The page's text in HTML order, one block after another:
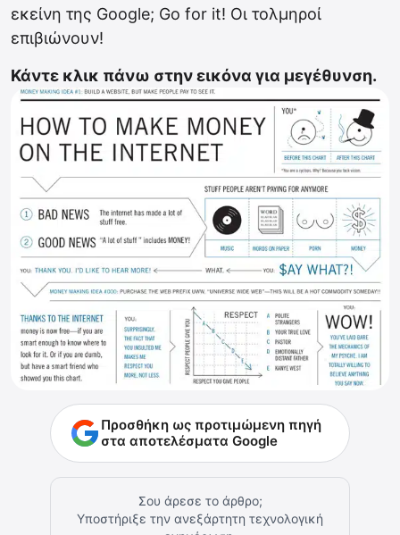
εκείνη της Google; Go for it! Οι τολμηροί
επιβιώνουν!
Κάντε κλικ πάνω στην εικόνα για μεγέθυνση.
Προσθήκη ως προτιμώμενη πηγή
στα αποτελέσματα Google
Σου άρεσε το άρθρο;
Υποστήριξε την ανεξάρτητη τεχνολογική